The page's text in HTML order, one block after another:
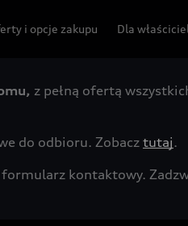
i opcje zakupu Dla
z pełną ofertą
do odbioru. Zobacz tutaj.
kontaktowy.